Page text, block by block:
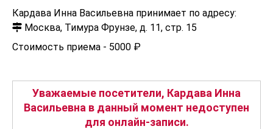
Кардава Инна Васильевна принимает по адресу:
Москва, Тимура Фрунзе, д. 11, стр. 15
Стоимость приема - 5000 ₽
Уважаемые посетители, Кардава Инна
Васильевна в данный момент недоступен
для онлайн-записи.